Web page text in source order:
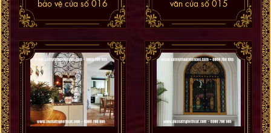
bảo vệ cửa sổ 016
văn cửa sổ 015